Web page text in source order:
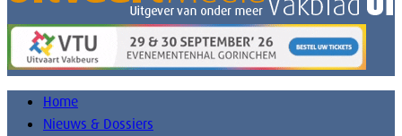
Home
Nieuws & Dossiers